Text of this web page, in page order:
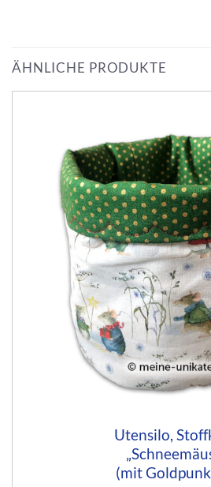
ÄHNLICHE PRODUKTE
Utensilo,
(mit